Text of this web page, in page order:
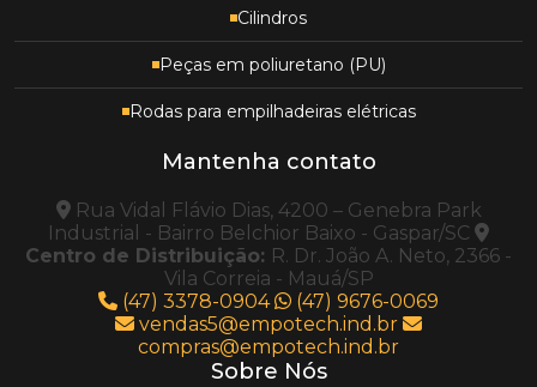
Cilindros
Peças em poliuretano (PU)
Rodas para empilhadeiras elétricas
Mantenha contato
Rua Vidal Flávio Dias, 4200 – Genebra Park
Industrial - Bairro Belchior Baixo - Gaspar/SC
Centro de Distribuição: R. Dr. João A. Neto, 2366 -
Vila Correia - Mauá/SP
(47) 3378-0904
(47) 9676-0069
vendas5@empotech.ind.br
compras@empotech.ind.br
Sobre Nós